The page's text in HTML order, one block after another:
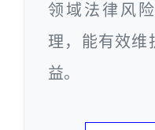
领域法律风
理，能有效维
益。